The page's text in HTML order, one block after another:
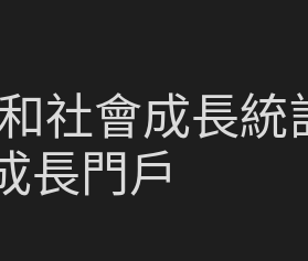
社會成長統
長門戶